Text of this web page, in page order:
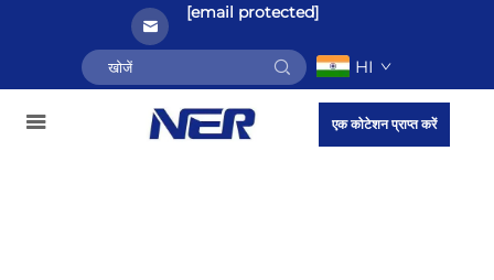
[email protected]
HI
एक कोटेशन प्राप्त करें